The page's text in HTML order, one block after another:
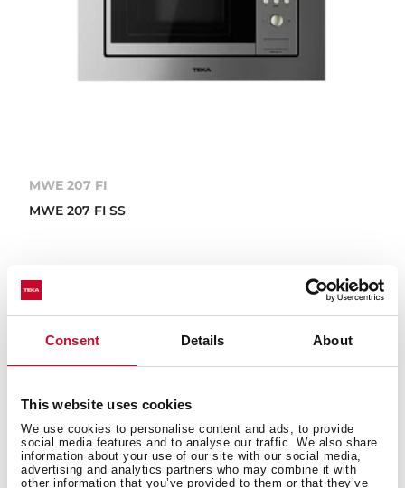
Consent Details About
This website uses cookies
We use cookies to personalise content and ads, to provide
social media features and to analyse our traffic. We also share
information about your use of our site with our social media,
advertising and analytics partners who may combine it with
other information that you’ve provided to them or that they’ve
MWE 207 FI
MWE 207 FI SS